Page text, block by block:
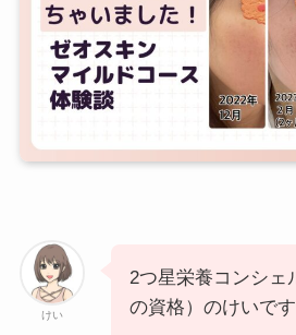
けい
2つ星栄養コンシェ
の資格）のけいです